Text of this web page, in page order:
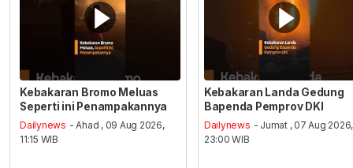
Kebakaran Bromo Meluas
Seperti ini Penampakannya
Dailynews - Ahad , 09 Aug 2026,
11:15 WIB
Kebakaran Landa Gedung
Bapenda Pemprov DKI
Dailynews - Jumat , 07 Aug 2026,
23:00 WIB